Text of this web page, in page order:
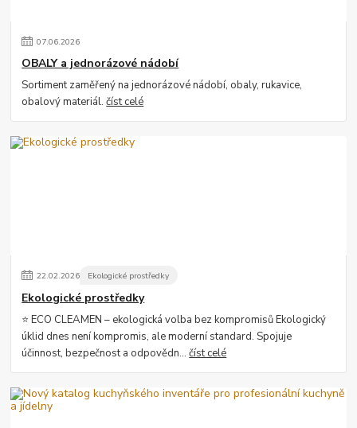
07.06.2026
OBALY a jednorázové nádobí
Sortiment zaměřený na jednorázové nádobí, obaly, rukavice,
obalový materiál.číst celé
22.02.2026 Ekologické prostředky
Ekologické prostředky
⭐ ECO CLEAMEN – ekologická volba bez kompromisů Ekologický
úklid dnes není kompromis, ale moderní standard. Spojuje
účinnost, bezpečnost a odpovědn...číst celé